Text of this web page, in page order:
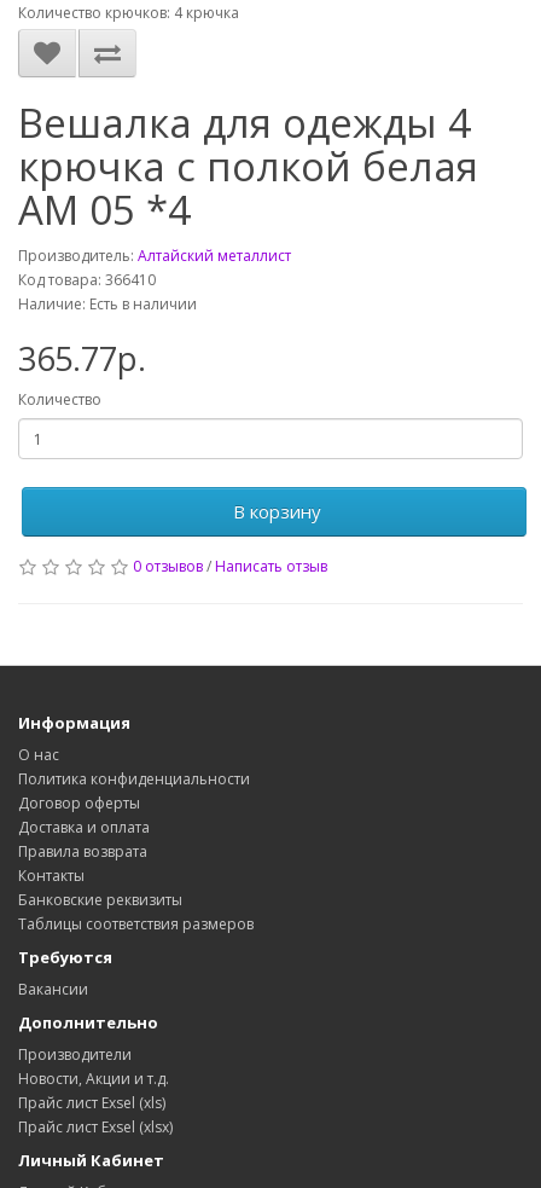
Количество крючков: 4 крючка
Вешалка для одежды 4
крючка с полкой белая
АМ 05 *4
Производитель: Алтайский металлист
Код товара: 366410
Наличие: Есть в наличии
365.77р.
Количество
В корзину
0 отзывов/Написать отзыв
Информация
О нас
Политика конфиденциальности
Договор оферты
Доставка и оплата
Правила возврата
Контакты
Банковские реквизиты
Таблицы соответствия размеров
Требуются
Вакансии
Дополнительно
Производители
Новости, Акции и т.д.
Прайс лист Exsel (xls)
Прайс лист Exsel (xlsx)
Личный Кабинет